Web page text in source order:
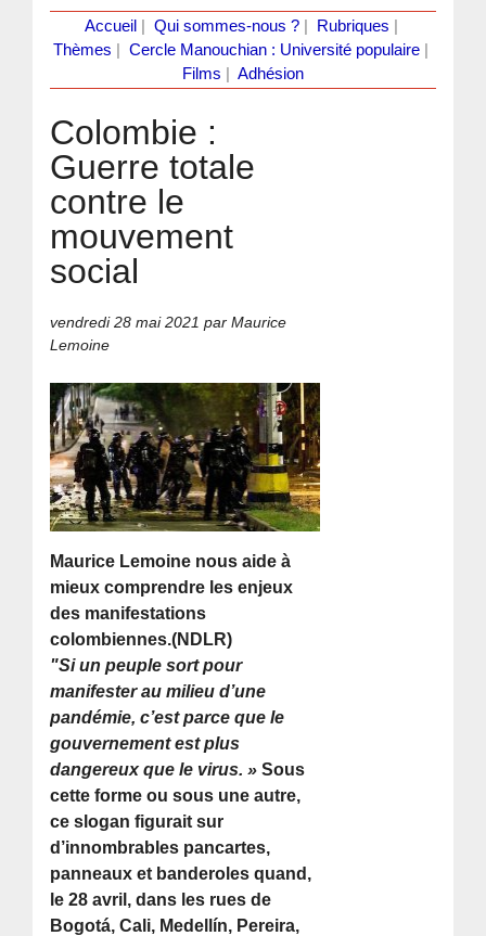
Accueil Qui sommes-nous ?| Rubriques
Thèmes
Cercle Manouchian : Université populaire
Films
Adhésion
Colombie :
Guerre totale
contre le
mouvement
social
vendredi 28 mai 2021 par Maurice
Lemoine
Maurice Lemoine nous aide à
mieux comprendre les enjeux
des manifestations
colombiennes.(NDLR)
"Si un peuple sort pour
manifester au milieu d’une
pandémie, c’est parce que le
gouvernement est plus
dangereux que le virus. » Sous
cette forme ou sous une autre,
ce slogan figurait sur
d’innombrables pancartes,
panneaux et banderoles quand,
le 28 avril, dans les rues de
Bogotá, Cali, Medellín, Pereira,